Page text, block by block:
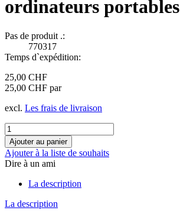
ordinateurs portables
Pas de produit .:
770317
Temps d`expédition:
25,00 CHF
25,00 CHF par
excl. Les frais de livraison
Ajouter à la liste de souhaits
Dire à un ami
La description
La description